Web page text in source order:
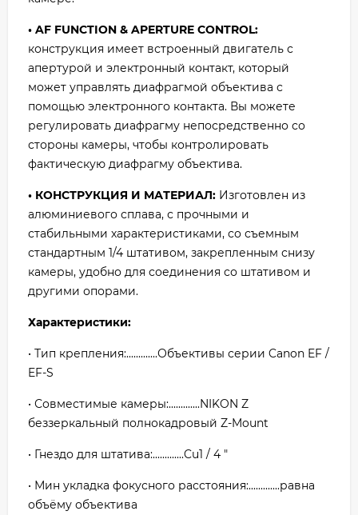
• AF FUNCTION & APERTURE CONTROL:
конструкция имеет встроенный двигатель с
апертурой и электронный контакт, который
может управлять диафрагмой объектива с
помощью электронного контакта. Вы можете
регулировать диафрагму непосредственно со
стороны камеры, чтобы контролировать
фактическую диафрагму объектива.
• КОНСТРУКЦИЯ И МАТЕРИАЛ: Изготовлен из
алюминиевого сплава, с прочными и
стабильными характеристиками, со съемным
стандартным 1/4 штативом, закрепленным снизу
камеры, удобно для соединения со штативом и
другими опорами.
Характеристики:
• Тип крепления:.............Объективы серии Canon EF /
EF-S
• Совместимые камеры:.............NIKON Z
беззеркальный полнокадровый Z-Mount
• Гнездо для штатива:.............Cu1 / 4 "
• Мин укладка фокусного расстояния:.............равна
объёму объектива